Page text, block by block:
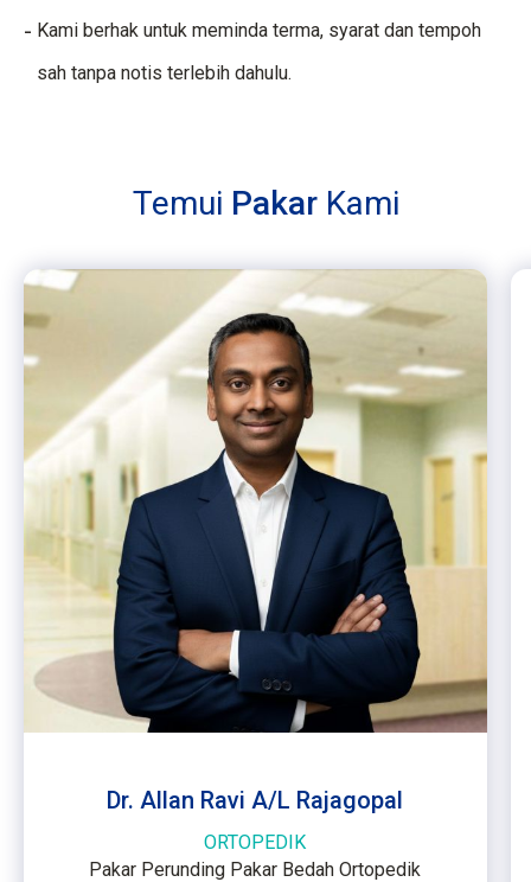
Kami berhak untuk meminda terma, syarat dan tempoh
sah tanpa notis terlebih dahulu.
Temui PakarKami
Dr. Allan Ravi A/L Rajagopal
ORTOPEDIK
Pakar Perunding Pakar Bedah Ortopedik